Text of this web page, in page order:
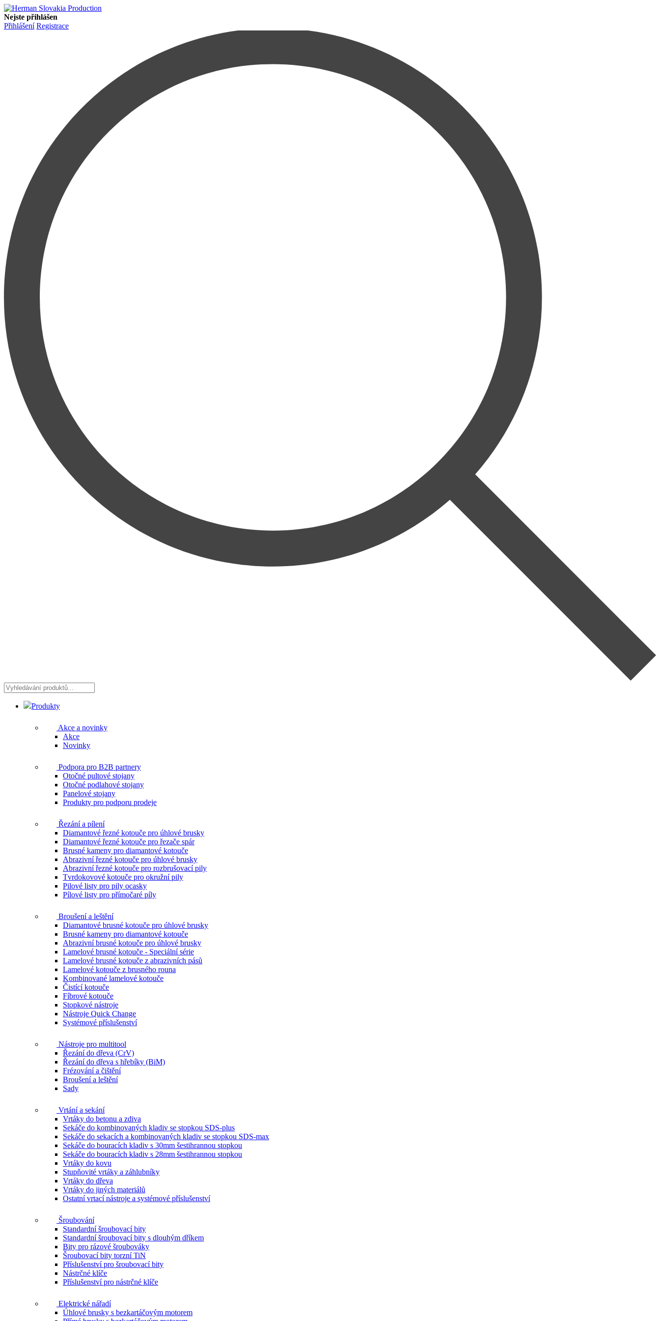
Nejste přihlášen
Přihlášení Registrace
Vyhledávání
produktů...
Produkty
Akce a novinky
Akce
Novinky
Podpora pro B2B partnery
Otočné pultové stojany
Otočné podlahové stojany
Panelové stojany
Produkty pro podporu prodeje
Řezání a pílení
Diamantové řezné kotouče pro úhlové brusky
Diamantové řezné kotouče pro řezače spár
Brusné kameny pro diamantové kotouče
Abrazivní řezné kotouče pro úhlové brusky
Abrazivní řezné kotouče pro rozbrušovací pily
Tvrdokovové kotouče pro okružní pily
Pilové listy pro pily ocasky
Pílové listy pro přímočaré píly
Broušení a leštění
Diamantové brusné kotouče pro úhlové brusky
Brusné kameny pro diamantové kotouče
Abrazivní brusné kotouče pro úhlové brusky
Lamelové brusné kotouče - Speciální série
Lamelové brusné kotouče z abrazivních pásů
Lamelové kotouče z brusného rouna
Kombinované lamelové kotouče
Čistící kotouče
Fíbrové kotouče
Stopkové nástroje
Nástroje Quick Change
Systémové příslušenství
Nástroje pro multitool
Řezání do dřeva (CrV)
Řezání do dřeva s hřebíky (BiM)
Frézování a čištění
Broušení a leštění
Sady
Vrtání a sekání
Vrtáky do betonu a zdiva
Sekáče do kombinovaných kladiv se stopkou SDS-plus
Sekáče do sekacích a kombinovaných kladiv se stopkou SDS-max
Sekáče do bouracích kladiv s 30mm šestihrannou stopkou
Sekáče do bouracích kladiv s 28mm šestihrannou stopkou
Vrtáky do kovu
Stupňovité vrtáky a záhlubníky
Vrtáky do dřeva
Vrtáky do jiných materiálů
Ostatní vrtací nástroje a systémové příslušenství
Šroubování
Standardní šroubovací bity
Standardní šroubovací bity s dlouhým dříkem
Bity pro rázové šroubováky
Šroubovací bity torzní TiN
Příslušenství pro šroubovací bity
Nástrčné klíče
Příslušenství pro nástrčné klíče
Elektrické nářadí
Úhlové brusky s bezkartáčovým motorem